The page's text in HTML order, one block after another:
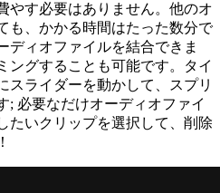
やす必要はありません。他のオ
も、かかる時間はたった数分で
ディオファイルを結合できま
ングすることも可能です。タイ
スライダーを動かして、スプリ
; 必要なだけオーディオファイ
たいクリップを選択して、削除